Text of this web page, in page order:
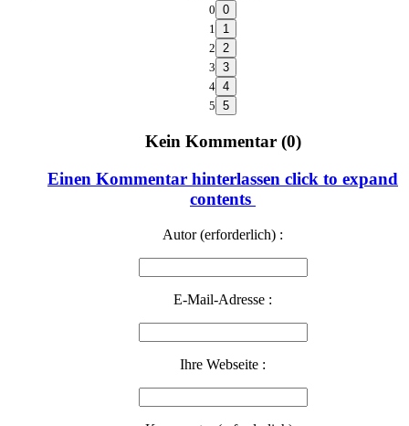
0
1
2
3
4
5
Kein Kommentar (0)
Einen Kommentar hinterlassen click to expand
contents
Autor (erforderlich) :
E-Mail-Adresse :
Ihre Webseite :